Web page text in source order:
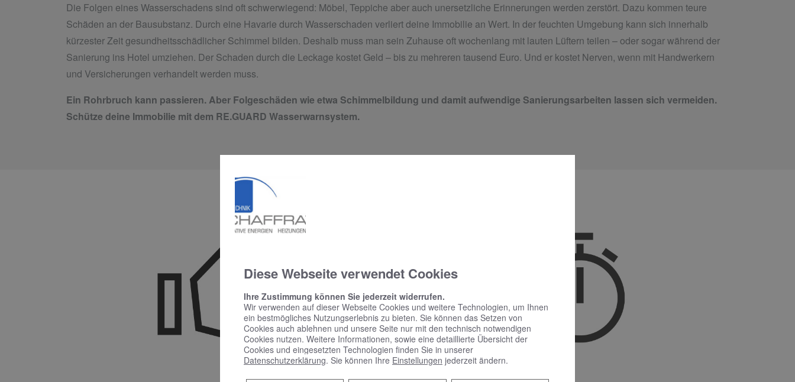
Die Folgen eines Wasserschadens sind oft schwerwiegend: Möbel, Teppiche aber auch unersetzliche Erinnerungen werden zerstört. Dazu kommen teure
Schäden an der Bausubstanz. Durch eine Havarie durch Wasserschaden verliert deine Immobilie an Wert. In der feuchten Umgebung kann sich innerhalb
kürzester Zeit gesundheitsschädlicher Schimmel bilden. Deshalb muss man sein Zuhause oft wochenlang mit lauten Lüftern teilen – oder sogar während der
Sanierung ins Hotel umziehen. Der Schaden durch die Leckage kostet Geld – bis zu mehreren tausend Euro. Und er kostet Nerven, wenn mit Handwerkern
und Versicherungen verhandelt werden muss.
Ein Rohrbruch kann passieren. Aber Folgeschäden wie etwa Schimmelbildung und damit aufwendige Sanierungsarbeiten lassen sich vermeiden.
Schütze deine Immobilie mit dem RE.GUARD Wasserwarnsystem.
Diese Webseite verwendet Cookies
Ihre Zustimmung können Sie jederzeit widerrufen.
Wir verwenden auf dieser Webseite Cookies und weitere Technologien, um Ihnen
ein bestmögliches Nutzungserlebnis zu bieten. Sie können das Setzen von
Cookies auch ablehnen und unsere Seite nur mit den technisch notwendigen
Cookies nutzen. Weitere Informationen, sowie eine detaillierte Übersicht der
Cookies und eingesetzten Technologien finden Sie in unserer
Datenschutzerklärung. Sie können Ihre Einstellungen jederzeit ändern.